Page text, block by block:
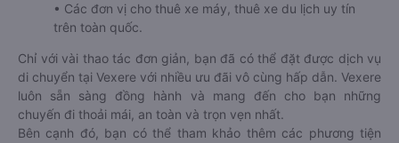
• Các đơn vị cho thuê xe máy, thuê xe du lịch uy tín
trên toàn quốc.
Chỉ với vài thao tác đơn giản, bạn đã có thể đặt được dịch vụ
di chuyển tại Vexere với nhiều ưu đãi vô cùng hấp dẫn. Vexere
luôn sẵn sàng đồng hành và mang đến cho bạn những
chuyến đi thoải mái, an toàn và trọn vẹn nhất.
Bên cạnh đó, bạn có thể tham khảo thêm các phương tiện